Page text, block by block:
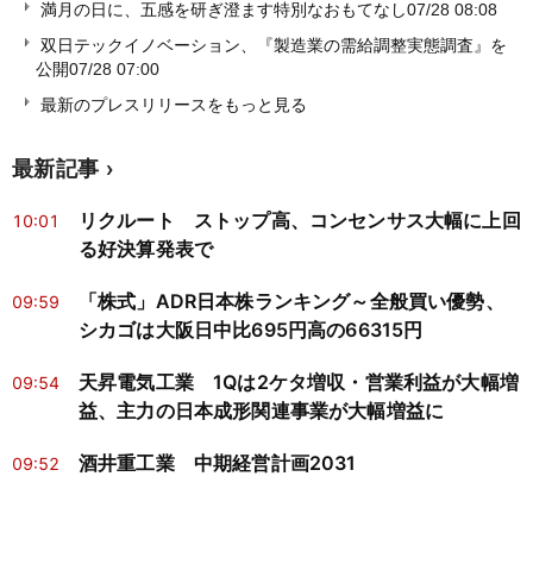
満月の日に、五感を研ぎ澄ます特別なおもてなし07/28 08:08
双日テックイノベーション、『製造業の需給調整実態調査』を
公開07/28 07:00
最新のプレスリリースをもっと見る
最新記事
10:01
リクルート ストップ高、コンセンサス大幅に上回
る好決算発表で
09:59
「株式」ADR日本株ランキング～全般買い優勢、
シカゴは大阪日中比695円高の66315円
09:54
天昇電気工業 1Qは2ケタ増収・営業利益が大幅増
益、主力の日本成形関連事業が大幅増益に
09:52 酒井重工業 中期経営計画2031